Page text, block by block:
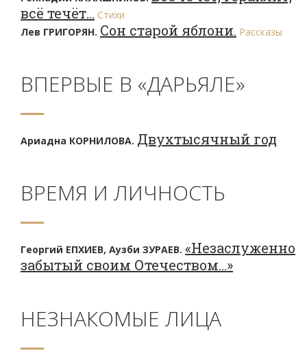
всё течёт… Стихи
Лев ГРИГОРЯН. Сон старой яблони. Рассказы
ВПЕРВЫЕ В «ДАРЬЯЛЕ»
Ариадна КОРНИЛОВА. Двухтысячный год
ВРЕМЯ И ЛИЧНОСТЬ
Георгий ЕПХИЕВ, Аузби ЗУРАЕВ. «Незаслуженно
забытый своим Отечеством…»
НЕЗНАКОМЫЕ ЛИЦА